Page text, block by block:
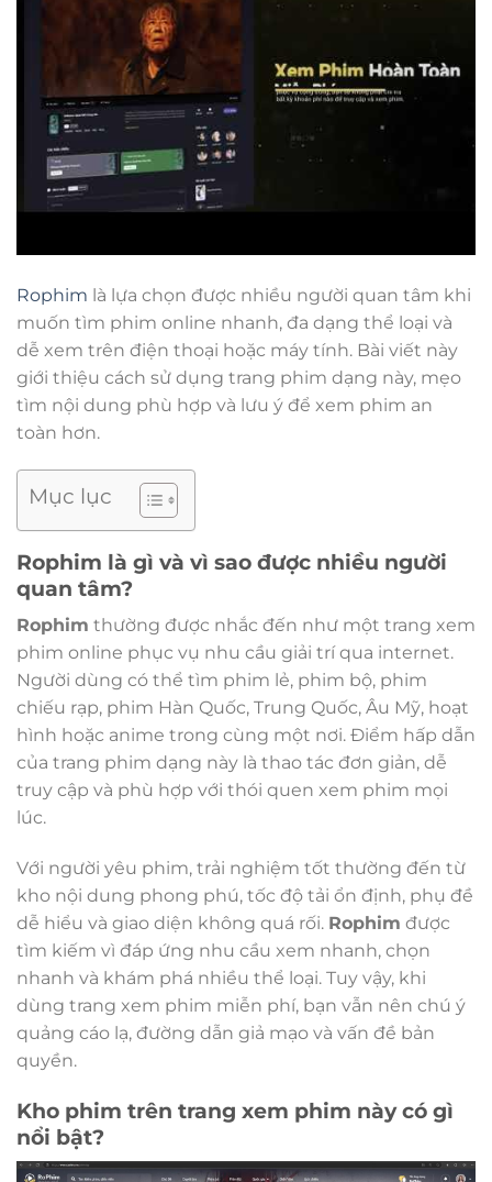
Rophim là lựa chọn được nhiều người quan tâm khi
muốn tìm phim online nhanh, đa dạng thể loại và
dễ xem trên điện thoại hoặc máy tính. Bài viết này
giới thiệu cách sử dụng trang phim dạng này, mẹo
tìm nội dung phù hợp và lưu ý để xem phim an
toàn hơn.
Mục lục
Rophim là gì và vì sao được nhiều người
quan tâm?
Rophim thường được nhắc đến như một trang xem
phim online phục vụ nhu cầu giải trí qua internet.
Người dùng có thể tìm phim lẻ, phim bộ, phim
chiếu rạp, phim Hàn Quốc, Trung Quốc, Âu Mỹ, hoạt
hình hoặc anime trong cùng một nơi. Điểm hấp dẫn
của trang phim dạng này là thao tác đơn giản, dễ
truy cập và phù hợp với thói quen xem phim mọi
lúc.
Với người yêu phim, trải nghiệm tốt thường đến từ
kho nội dung phong phú, tốc độ tải ổn định, phụ đề
dễ hiểu và giao diện không quá rối. Rophim được
tìm kiếm vì đáp ứng nhu cầu xem nhanh, chọn
nhanh và khám phá nhiều thể loại. Tuy vậy, khi
dùng trang xem phim miễn phí, bạn vẫn nên chú ý
quảng cáo lạ, đường dẫn giả mạo và vấn đề bản
quyền.
Kho phim trên trang xem phim này có gì
nổi bật?